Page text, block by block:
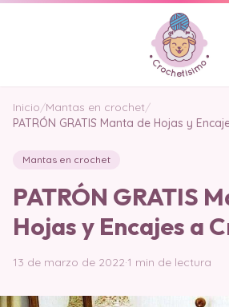
Inicio/Mantas en crochet/
PATRÓN GRATIS Manta de Hojas y
Mantas en crochet
PATRÓN GRATIS
Hojas y Encajes a
13 de marzo de 2022·1 min de lectura